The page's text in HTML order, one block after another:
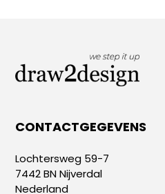
CONTACTGEGEVENS
Lochtersweg 59-7
7442 BN Nijverdal
Nederland